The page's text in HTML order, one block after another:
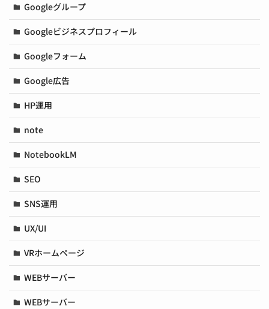
Googleグループ
Googleビジネスプロフィール
Googleフォーム
Google広告
HP運用
note
NotebookLM
SEO
SNS運用
UX/UI
VRホームページ
WEBサーバー
WEBサーバー